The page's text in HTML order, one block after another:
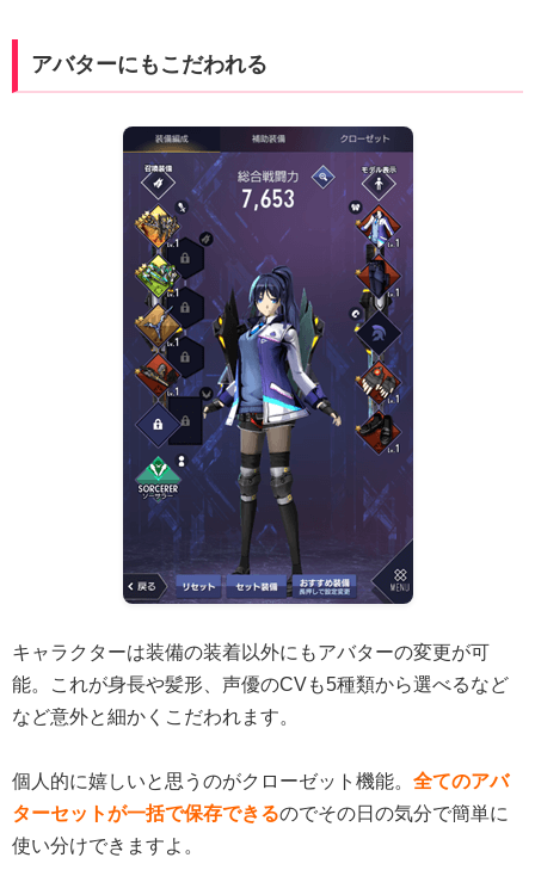
アバターにもこだわれる
キャラクターは装備の装着以外にもアバターの変更が可
能。これが身長や髪形、声優のCVも5種類から選べるなど
など意外と細かくこだわれます。
個人的に嬉しいと思うのがクローゼット機能。 全てのアバ
ターセットが一括で保存できるのでその日の気分で簡単に
使い分けできますよ。